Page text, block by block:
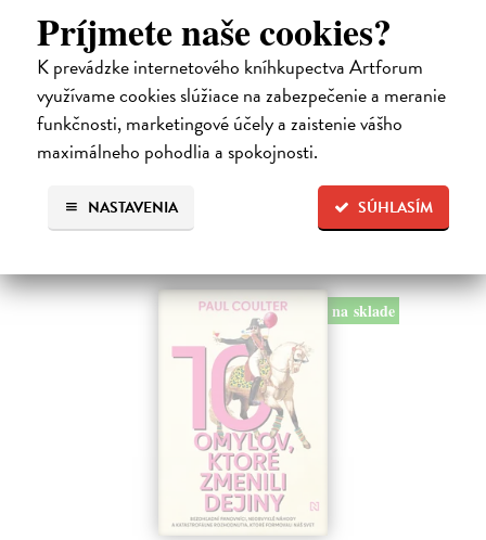
Príjmete naše cookies?
K prevádzke internetového kníhkupectva Artforum
využívame cookies slúžiace na zabezpečenie a meranie
funkčnosti, marketingové účely a zaistenie vášho
maximálneho pohodlia a spokojnosti.
SÚHLASÍM
NASTAVENIA
Cogitore Baptiste| Kniha
Neuvěřitelný příběh mladičkého „básníka z Terezína“ Hanuše
Hachenburga (1929–1944). Baptiste Cogitore jemně, s velkou
empatií proniká do krátkého, pohnutého a přitom bohatého života
židovského chlapce…
Zasielame do 12 dní
na sklade